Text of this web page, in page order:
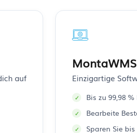
auf
MontaWMS
Einzigartige
Bis zu 99,98
Bearbeite
Sparen Sie